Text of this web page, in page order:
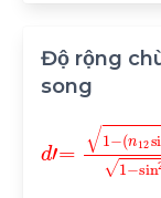
Độ rộng
song
d -n12sini
sin i.d